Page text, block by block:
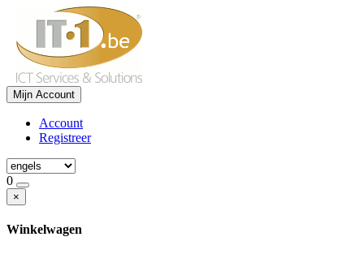
Mijn Account
Account
Registreer
0
×
Winkelwagen